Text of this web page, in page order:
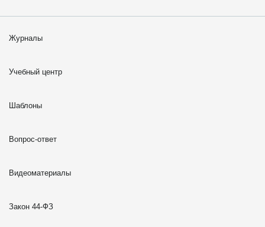
Журналы
Учебный центр
Шаблоны
Вопрос-ответ
Видеоматериалы
Закон 44-ФЗ